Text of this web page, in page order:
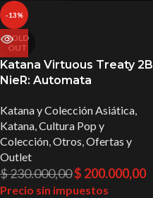
-13%
SOLD
OUT
Katana Virtuous Treaty 2B
NieR: Automata
Katana y Colección Asiática,
Katana,Cultura Pop y
Colección,Otros,Ofertas y
Outlet
$230.000,00$ 200.000,00
Precio sin impuestos